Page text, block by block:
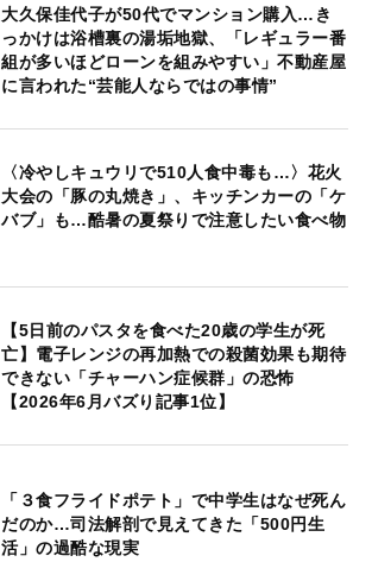
大久保佳代子が50代でマンション購入…き
っかけは浴槽裏の湯垢地獄、「レギュラー番
組が多いほどローンを組みやすい」不動産屋
に言われた“芸能人ならではの事情”
〈冷やしキュウリで510人食中毒も…〉花火
大会の「豚の丸焼き」、キッチンカーの「ケ
バブ」も…酷暑の夏祭りで注意したい食べ物
【5日前のパスタを食べた20歳の学生が死
亡】電子レンジの再加熱での殺菌効果も期待
できない「チャーハン症候群」の恐怖
【2026年6月バズり記事1位】
「３食フライドポテト」で中学生はなぜ死ん
だのか…司法解剖で見えてきた「500円生
活」の過酷な現実